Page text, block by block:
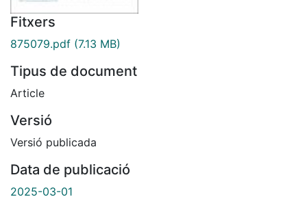
Fitxers
875079.pdf (7.13 MB)
Tipus de document
Article
Versió
Versió publicada
Data de publicació
2025-03-01